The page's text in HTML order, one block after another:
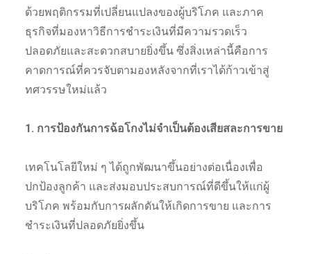
ด้วยพฤติกรรมที่เปลี่ยนแปลงของผู้บริโภค และภาค
ธุรกิจที่มองหาวิธีการชำระเงินที่มีความรวดเร็ว
ปลอดภัยและสะดวกสบายยิ่งขึ้น ซึ่งสิ่งเหล่านี้คือการ
คาดการณ์ที่ควรจับตามองหลังจากที่เราได้ก้าวเข้าสู่
ทศวรรษใหม่แล้ว
1. การป้องกันการฉ้อโกงไม่จำเป็นต้องเสียสละการขาย
เทคโนโลยีใหม่ ๆ ได้ถูกพัฒนาขึ้นอย่างต่อเนื่องเพื่อ
ปกป้องลูกค้า และส่งมอบประสบการณ์ที่ดีขึ้นให้แก่ผู้
บริโภค พร้อมกับการผลักดันให้เกิดการขาย และการ
ชำระเงินที่ปลอดภัยยิ่งขึ้น